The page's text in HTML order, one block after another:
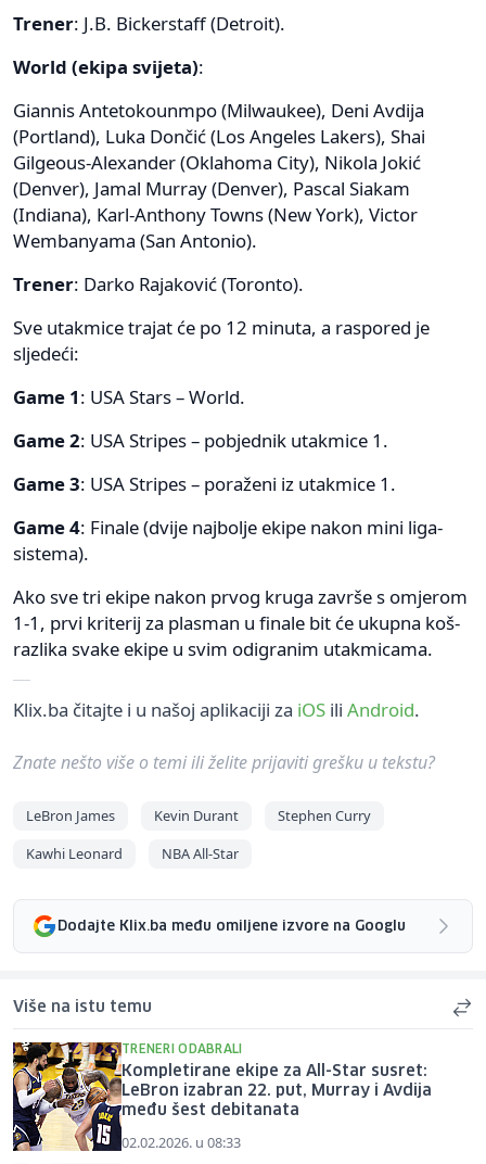
Trener: J.B. Bickerstaff (Detroit).
World (ekipa svijeta):
Giannis Antetokounmpo (Milwaukee), Deni Avdija
(Portland), Luka Dončić (Los Angeles Lakers), Shai
Gilgeous-Alexander (Oklahoma City), Nikola Jokić
(Denver), Jamal Murray (Denver), Pascal Siakam
(Indiana), Karl-Anthony Towns (New York), Victor
Wembanyama (San Antonio).
Trener: Darko Rajaković (Toronto).
Sve utakmice trajat će po 12 minuta, a raspored je
sljedeći:
Game 1: USA Stars – World.
Game 2: USA Stripes – pobjednik utakmice 1.
Game 3: USA Stripes – poraženi iz utakmice 1.
Game 4: Finale (dvije najbolje ekipe nakon mini liga-
sistema).
Ako sve tri ekipe nakon prvog kruga završe s omjerom
1-1, prvi kriterij za plasman u finale bit će ukupna koš-
razlika svake ekipe u svim odigranim utakmicama.
Klix.ba čitajte i u našoj aplikaciji za iOS ili Android.
Znate nešto više o temi ili želite prijaviti grešku u tekstu?
LeBron James Kevin Durant
Stephen Curry
Kawhi Leonard
NBA All-Star
Dodajte Klix.ba među omiljene izvore na Googlu
Više na istu temu
TRENERI ODABRALI
Kompletirane ekipe za All-Star susret:
LeBron izabran 22. put, Murray i Avdija
među šest debitanata
02.02.2026. u 08:33